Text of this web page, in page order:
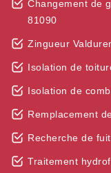
Changement de
81090
Zingueur
Isolation de
Isolation de
Remplacement
Recherche de
Traitement